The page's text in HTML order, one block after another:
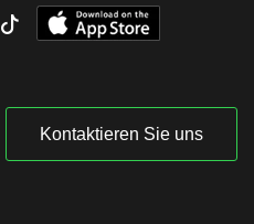
Kontaktieren Sie uns